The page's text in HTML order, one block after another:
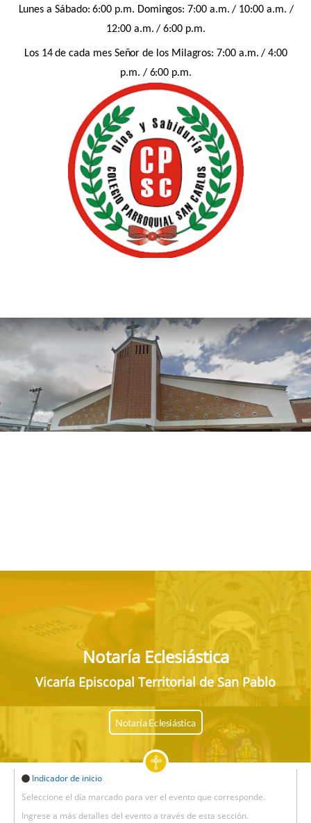
Lunes a Sábado: 6:00 p.m. Domingos: 7:00 a.m. / 10:00 a.m. /
12:00 a.m. / 6:00 p.m.
Los 14 de cada mes Señor de los Milagros: 7:00 a.m. / 4:00
p.m. / 6:00 p.m.
Notaría Eclesiástica
Vicaría Episcopal Territorial de San Pablo
Notaría Eclesiástica
Indicador de inicio
Seleccione el día marcado para ver el evento que corresponde.
Ingrese a más detalles del evento a través de esta sección.